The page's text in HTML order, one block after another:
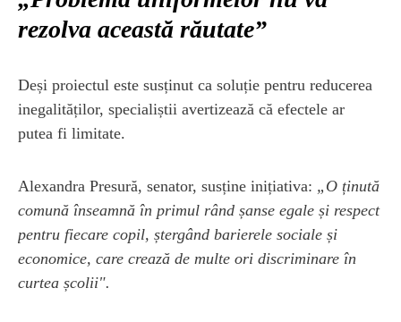
rezolva această răutate”
Deși proiectul este susținut ca soluție pentru reducerea
inegalităților, specialiștii avertizează că efectele ar
putea fi limitate.
Alexandra Presură, senator, susține inițiativa: „O ținută
comună înseamnă în primul rând șanse egale și respect
pentru fiecare copil, ștergând barierele sociale și
economice, care crează de multe ori discriminare în
curtea școlii".